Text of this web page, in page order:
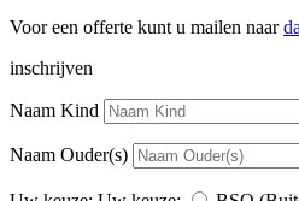
Voor een offerte kunt u mailen naar
inschrijven
Naam Kind
Naam Ouder(s)